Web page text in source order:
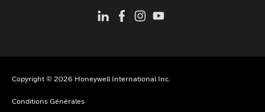
Copyright © 2026 Honeywell International Inc.
Conditions Générales